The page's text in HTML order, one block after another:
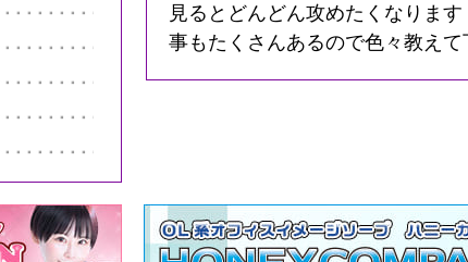
見るとどんどん攻めたくなりま
事もたくさんあるので色々教え